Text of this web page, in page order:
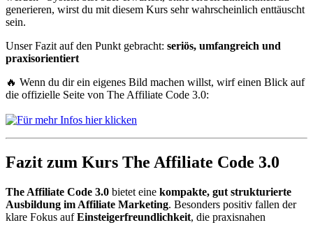
generieren, wirst du mit diesem Kurs sehr wahrscheinlich enttäuscht
sein.
Unser Fazit auf den Punkt gebracht: seriös, umfangreich und
praxisorientiert
🔥 Wenn du dir ein eigenes Bild machen willst, wirf einen Blick auf
die offizielle Seite von The Affiliate Code 3.0:
Fazit zum Kurs The Affiliate Code 3.0
The Affiliate Code 3.0 bietet eine kompakte, gut strukturierte
Ausbildung im Affiliate Marketing. Besonders positiv fallen der
klare Fokus aufEinsteigerfreundlichkeit, die praxisnahen